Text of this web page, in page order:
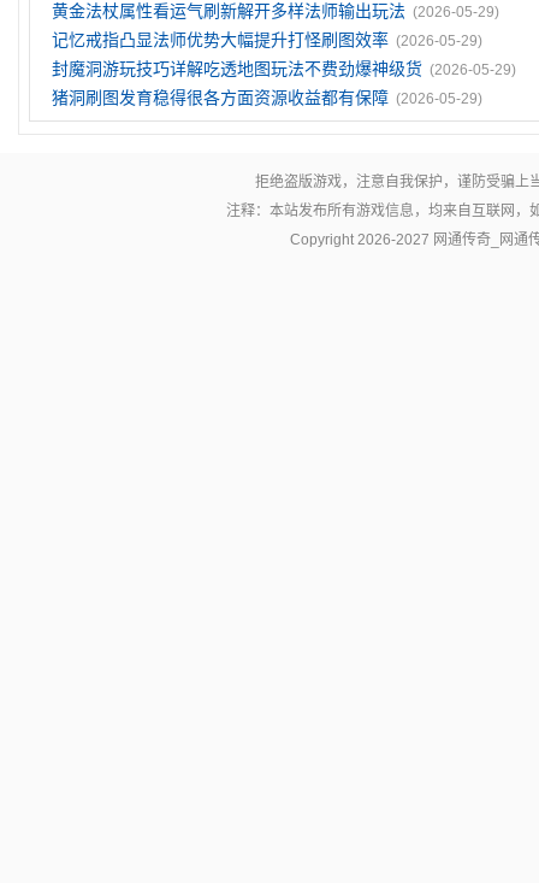
黄金法杖属性看运气刷新解开多样法师输出玩法 (2026-05-29)
记忆戒指凸显法师优势大幅提升打怪刷图效率 (2026-05-29)
封魔洞游玩技巧详解吃透地图玩法不费劲爆神级货 (2026-05-29)
猪洞刷图发育稳得很各方面资源收益都有保障 (2026-05-29)
拒绝盗版游戏，注意自我保护，谨防受骗上
注释：本站发布所有游戏信息，均来自互联网
Copyright 2026-2027 网通传奇_网通